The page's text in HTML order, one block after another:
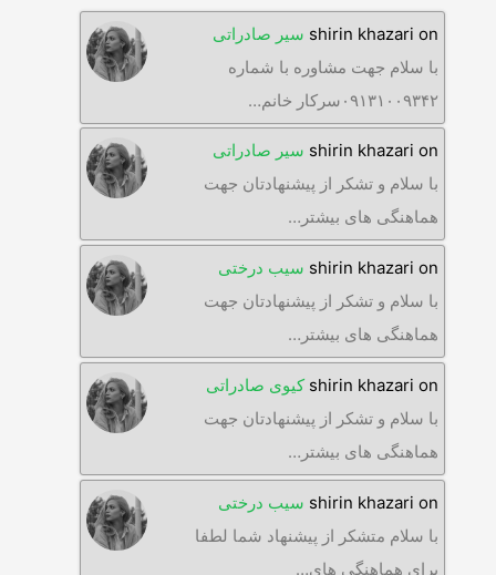
shirin khazari on
سیر صادراتی
با سلام جهت مشاوره با شماره
۰۹۱۳۱۰۰۹۳۴۲سرکار خانم…
shirin khazari on
سیر صادراتی
با سلام و تشکر از پیشنهادتان جهت
هماهنگی های بیشتر…
shirin khazari on
سیب درختی
با سلام و تشکر از پیشنهادتان جهت
هماهنگی های بیشتر…
shirin khazari on
کیوی صادراتی
با سلام و تشکر از پیشنهادتان جهت
هماهنگی های بیشتر…
shirin khazari on
سیب درختی
با سلام متشکر از پیشنهاد شما لطفا
برای هماهنگی های…